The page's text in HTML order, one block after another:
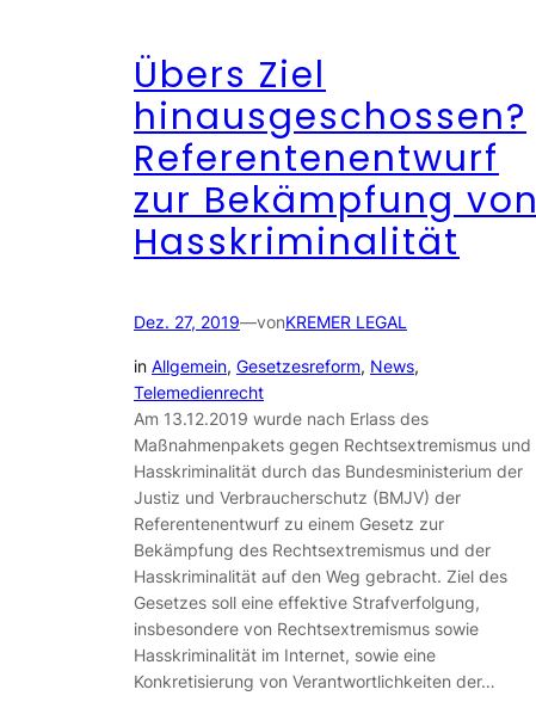
Übers Ziel
hinausgeschossen?
Referentenentwurf
zur Bekämpfung von
Hasskriminalität
Dez. 27, 2019—vonKREMER LEGAL
in Allgemein, Gesetzesreform, News
Telemedienrecht
Am 13.12.2019 wurde nach Erlass des
Maßnahmenpakets gegen Rechtsextremismus und
Hasskriminalität durch das Bundesministerium der
Justiz und Verbraucherschutz (BMJV) der
Referentenentwurf zu einem Gesetz zur
Bekämpfung des Rechtsextremismus und der
Hasskriminalität auf den Weg gebracht. Ziel des
Gesetzes soll eine effektive Strafverfolgung,
insbesondere von Rechtsextremismus sowie
Hasskriminalität im Internet, sowie eine
Konkretisierung von Verantwortlichkeiten der…